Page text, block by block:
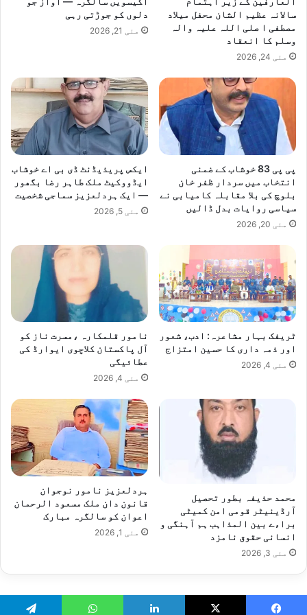
ا
ج
ل
ا
س
سالانہ عظیم الشان محفل میلاد
مصطفی ا صلی اللہ علیہ والہ
وسلم کا انعقاد
مئی 24, 2026
دلوں کو جوڑتی رہی
مئی 21, 2026
پی پی 83 خوشاب کے ضمنی
انتخاب میں سردار ظفر خان
بلوچ کی بلا مقابلہ کامیابی نے
سیاسی روایات بدل ڈالیں
مئی 20, 2026
ایکس پریذیڈنٹ ڈی بی اے خوشاب
ایڈووکیٹ ملک طاہر رضا بگھور
— ایک ہردلعزیز سماجی شخصیت
مئی 5, 2026
ٹریفک بہار مشاعرہ: ادب، شعور
اور ذمہ داری کا حسین امتزاج
مئی 4, 2026
نامور قلمکارہ ،مسرت ناز کو
آل پاکستان کلاچوی ایوارڈ کی
عطائیگی
مئی 4, 2026
محمد حذیفہ بطور تحصیل
آرڈینیٹر قومی امن کمیٹی
براءے بین المذاہب ہم آہنگی و
انسانی حقوق نامزد
مئی 3, 2026
ہردلعزیز نامور نوجوان
قانون دان ملک مسعود الرحمان
اعوان کو سالگرہ مبارک
مئی 1, 2026